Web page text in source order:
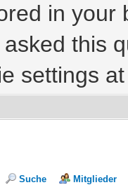
in
this
settings
Suche Mitglieder